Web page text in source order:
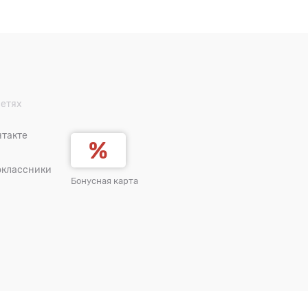
Бонусная карта